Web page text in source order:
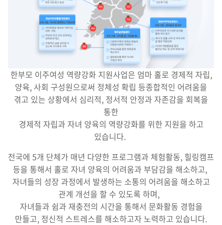
한부모 이주여성 역량강화 지원사업은 엄마 홀로 경제적 자립,
양육, 사회 구성원으로써 정체성 확립 등종합적인 어려움을
겪고 있는 상황에서 심리적, 정서적 안정과 자존감을 회복을
통한
경제적 자립과 자녀 양육의 역량강화를 위한 지원을 하고
있습니다.
전국에 5개 단체가 매년 다양한 프로그램과 체험활동, 힐링캠프
등을 통해서 홀로 자녀 양육의 어려움과 부담감을 해소하고,
자녀들의 성장 과정에서 발생하는 소통의 어려움을 해소하고
관계 개선을 할 수 있도록 하며,
자녀들과 쉼과 재충전의 시간을 통해서 문화활동 경험을
만들고, 정신적 스트레스를 해소하고자 노력하고 있습니다.